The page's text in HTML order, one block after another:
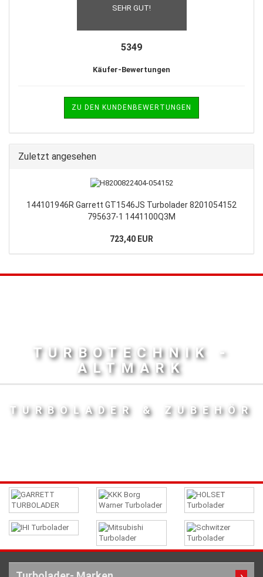
SEHR GUT!
5349
Käufer-Bewertungen
ZU DEN KUNDENBEWERTUNGEN
Zuletzt angesehen
144101946R Garrett GT1546JS Turbolader 8201054152
795637-1 1441100Q3M
723,40 EUR
TURBOTECHNIK -
ALTMARK
TURBOLADER & ZUBEHÖR